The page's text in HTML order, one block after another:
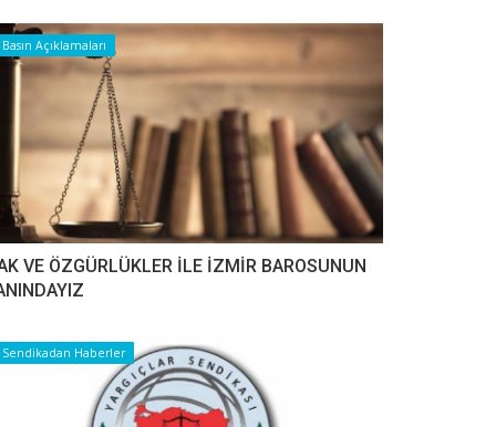
Basın Açıklamaları
VE ÖZGÜRLÜKLER İLE İZMİR BAROSUNUN
Sendikadan Haberler